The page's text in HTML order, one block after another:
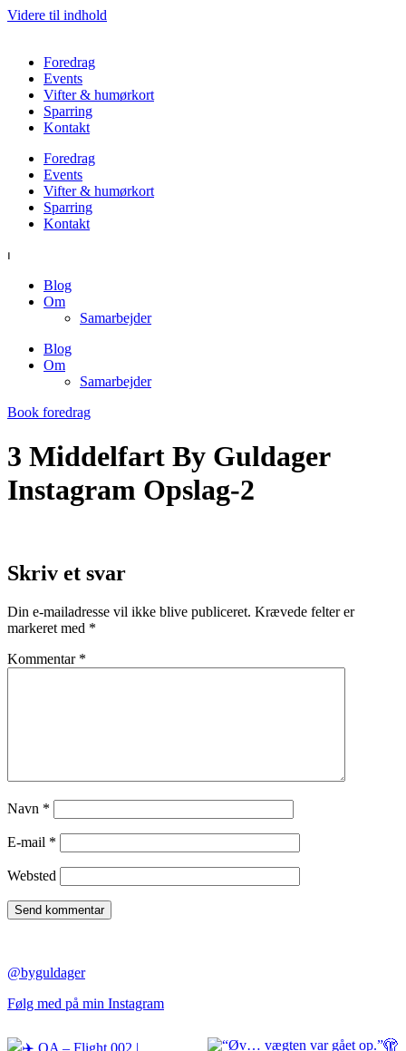
Videre til indhold
Foredrag
Events
Vifter & humørkort
Sparring
Kontakt
Foredrag
Events
Vifter & humørkort
Sparring
Kontakt
⏐
Blog
Om
Samarbejder
Blog
Om
Samarbejder
Book foredrag
3 Middelfart By Guldager
Instagram Opslag-2
Skriv et svar
Din e-mailadresse vil ikke blive publiceret. Krævede felter er
markeret med *
Kommentar *
Navn *
E-mail *
Websted
@byguldager
Følg med på min Instagram